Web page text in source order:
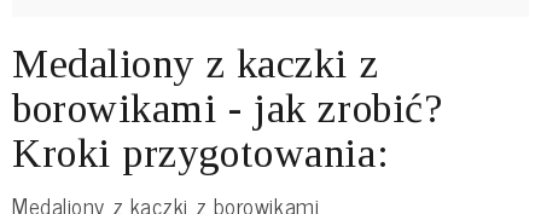
Medaliony z kaczki z
borowikami - jak zrobić?
Kroki przygotowania:
Medaliony z kaczki z borowikami